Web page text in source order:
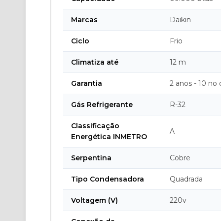
Marcas Daikin
Ciclo Frio
Climatiza até 12 m
Garantia 2 anos - 10 no
Gás Refrigerante R-32
Classificação
Energética INMETRO
A
Serpentina Cobre
Tipo Condensadora Quadrada
Voltagem (V) 220v